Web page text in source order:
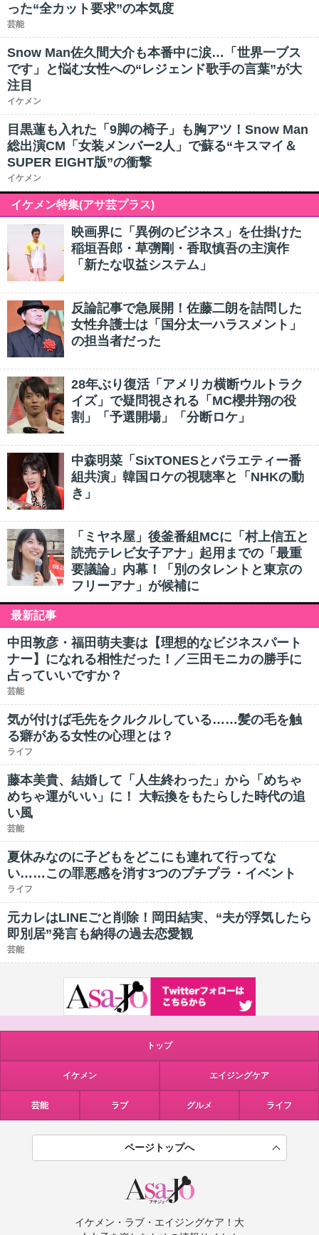
った“全カット要求”の本気度
芸能
Snow Man佐久間大介も本番中に涙…「世界一ブス
です」と悩む女性への“レジェンド歌手の言葉”が大
注目
イケメン
目黒蓮も入れた「9脚の椅子」も胸アツ！Snow Man
総出演CM「女装メンバー2人」で蘇る“キスマイ＆
SUPER EIGHT版”の衝撃
イケメン
イケメン特集(アサ芸プラス)
映画界に「異例のビジネス」を仕掛けた
稲垣吾郎・草彅剛・香取慎吾の主演作
「新たな収益システム」
反論記事で急展開！佐藤二朗を詰問した
女性弁護士は「国分太一ハラスメント」
の担当者だった
28年ぶり復活「アメリカ横断ウルトラク
イズ」で疑問視される「MC櫻井翔の役
割」「予選開場」「分断ロケ」
中森明菜「SixTONESとバラエティー番
組共演」韓国ロケの視聴率と「NHKの動
き」
「ミヤネ屋」後釜番組MCに「村上信五と
読売テレビ女子アナ」起用までの「最重
要議論」内幕！「別のタレントと東京の
フリーアナ」が候補に
最新記事
中田敦彦・福田萌夫妻は【理想的なビジネスパート
ナー】になれる相性だった！／三田モニカの勝手に
占っていいですか？
芸能
気が付けば毛先をクルクルしている……髪の毛を触
る癖がある女性の心理とは？
ライフ
藤本美貴、結婚して「人生終わった」から「めちゃ
めちゃ運がいい」に！ 大転換をもたらした時代の追
い風
芸能
夏休みなのに子どもをどこにも連れて行ってな
い……この罪悪感を消す3つのプチプラ・イベント
ライフ
元カレはLINEごと削除！岡田結実、“夫が浮気したら
即別居”発言も納得の過去恋愛観
芸能
トップ
イケメン エイジングケア
芸能 ラブ グルメ ライフ
ページトップへ
イケメン・ラブ・エイジングケア！大